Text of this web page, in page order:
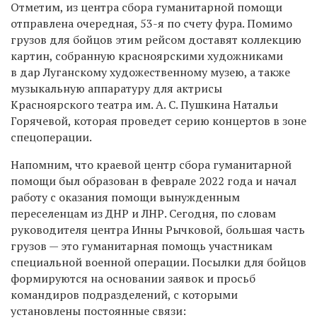
Отметим, из центра сбора гуманитарной помощи
отправлена очередная, 53-я по счету фура. Помимо
грузов для бойцов этим рейсом доставят коллекцию
картин, собранную красноярскими художниками
в дар Луганскому художественному музею, а также
музыкальную аппаратуру для актрисы
Красноярского театра им. А. С. Пушкина Натальи
Горячевой, которая проведет серию концертов в зоне
спецоперации.
Напомним, что краевой центр сбора гуманитарной
помощи был образован в феврале 2022 года и начал
работу с оказания помощи вынужденным
переселенцам из ДНР и ЛНР. Сегодня, по словам
руководителя центра Инны Рычковой, большая часть
грузов — это гуманитарная помощь участникам
специальной военной операции. Посылки для бойцов
формируются на основании заявок и просьб
командиров подразделений, с которыми
установлены постоянные связи: